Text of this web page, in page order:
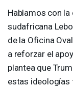
Hablamos con
sudafricana
de la Oficina
a reforzar el
plantea que
estas ideologías